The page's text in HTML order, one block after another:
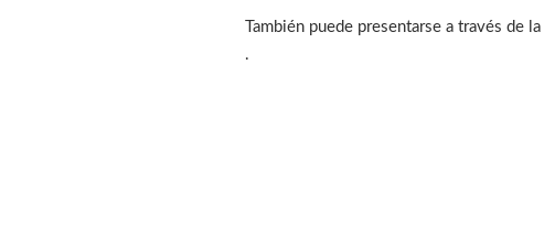
También puede presentarse a través de la
.